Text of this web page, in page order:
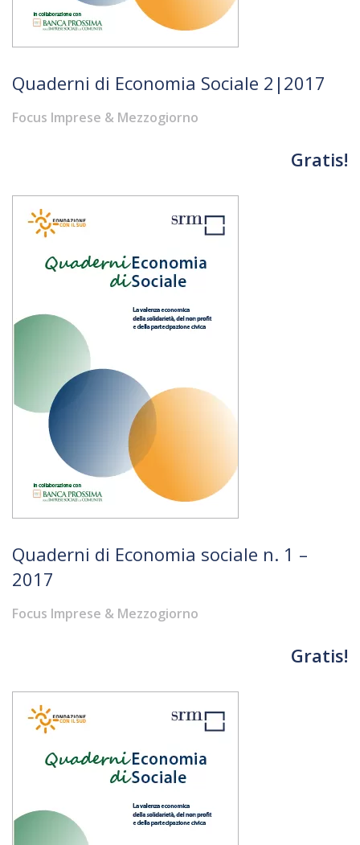
Quaderni di Economia Sociale 2|2017
Focus Imprese & Mezzogiorno
Gratis!
Quaderni di Economia sociale n. 1 –
2017
Focus Imprese & Mezzogiorno
Gratis!